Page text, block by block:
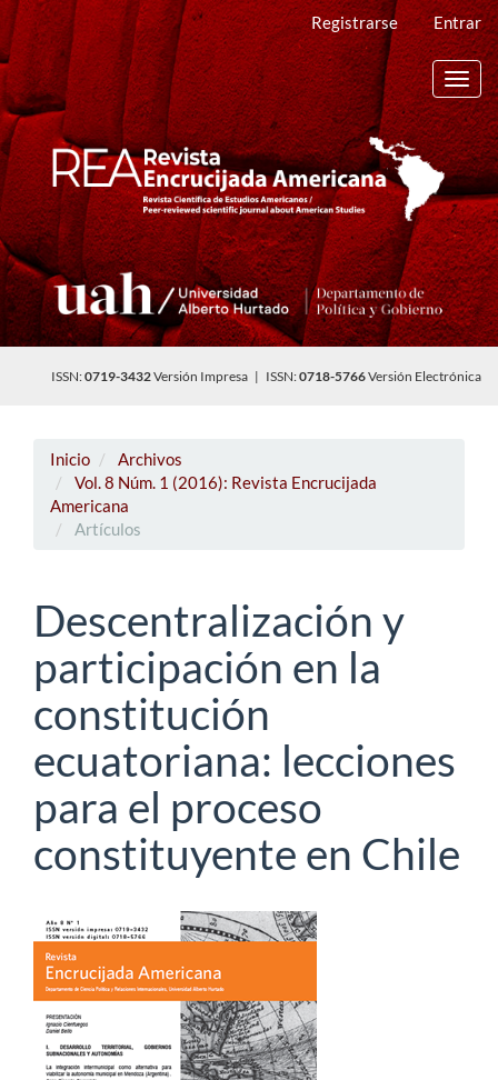
Navegación
principal
Contenido
principal
Barra
lateral
Registrarse Entrar
ISSN:0719-3432Versión Impresa | ISSN:0718-5766Versión Electrónica
Inicio
Archivos
Vol. 8 Núm. 1 (2016): Revista Encrucijada
Americana
Artículos
Descentralización y
participación en la
constitución
ecuatoriana: lecciones
para el proceso
constituyente en Chile
Barra
lateral
del
artículo